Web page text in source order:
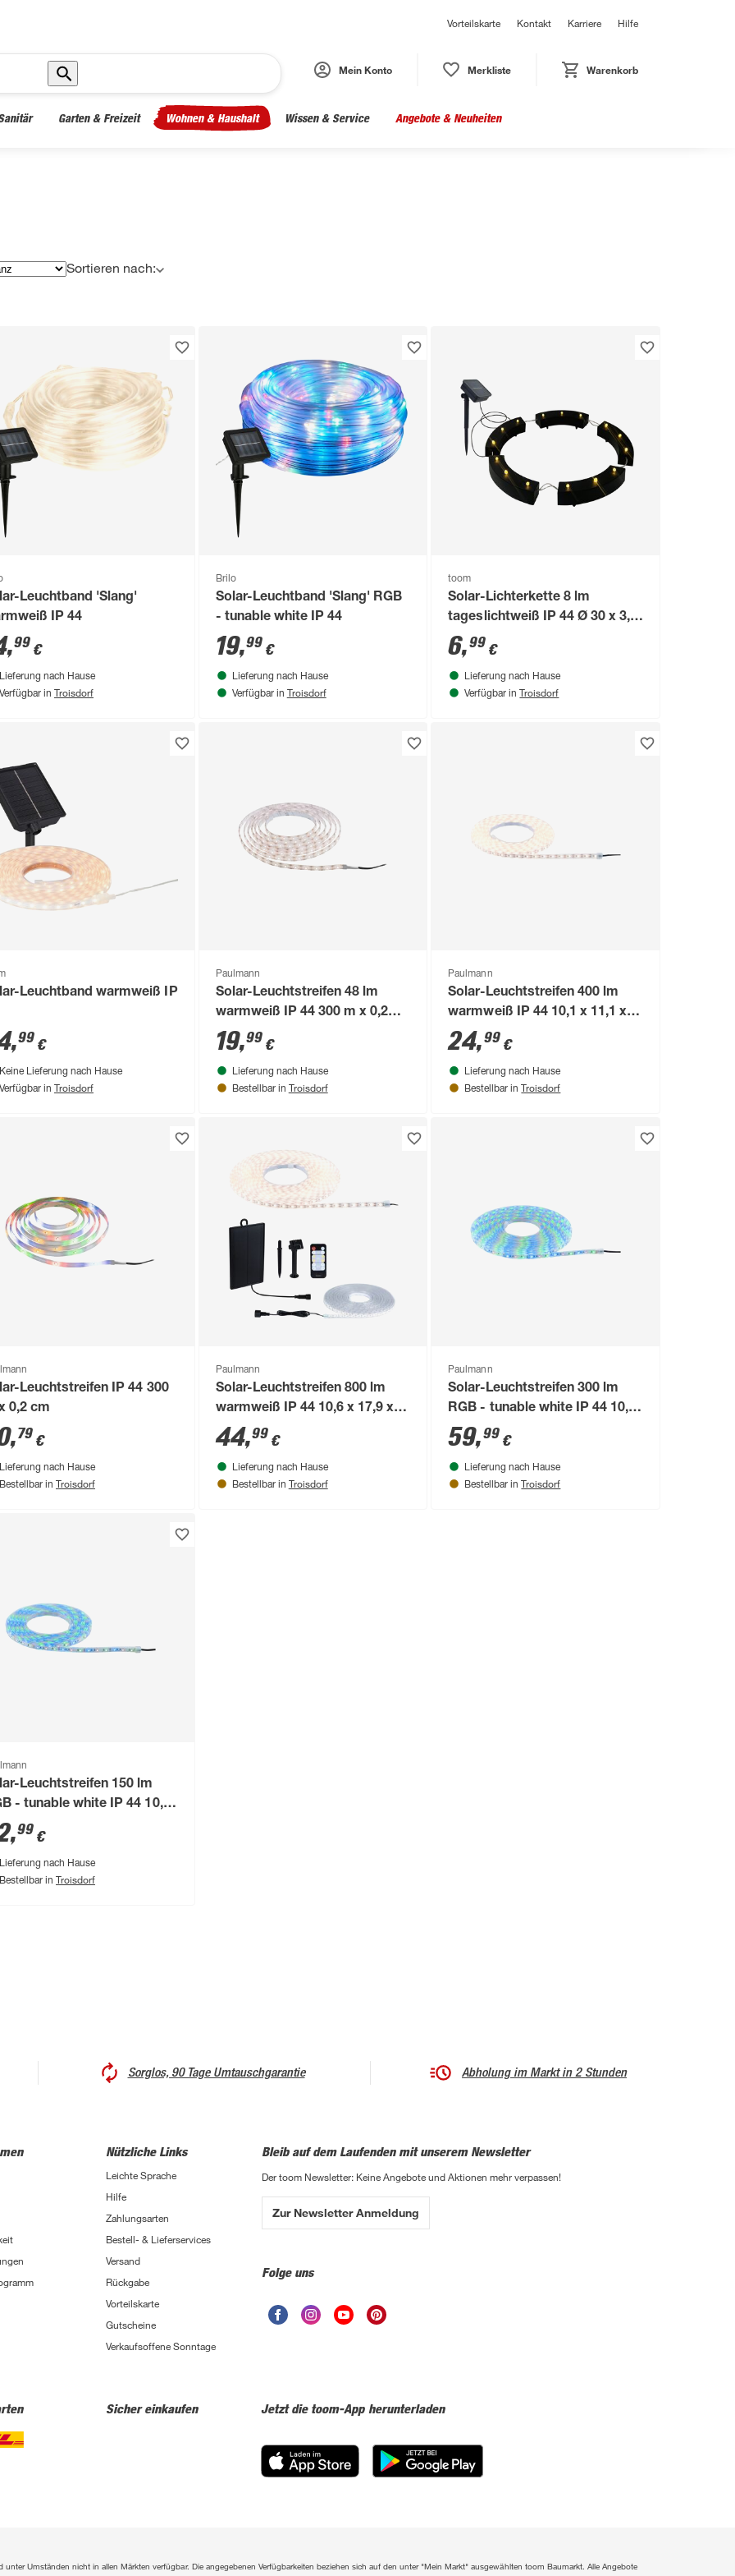
Vorteilskarte Kontakt Karriere Hilfe
Mein Konto Merkliste Warenkorb
Garten & Freizeit Wohnen & Haushalt Wissen & Service Angebote & Neuheiten
Sortieren nach:
Leuchtband 'Slang'
IP 44
,99 €
Lieferung nach Hause
Verfügbar in Troisdorf
Brilo
Solar-Leuchtband 'Slang' RGB
- tunable white IP 44
19,99€
Lieferung nach Hause
Verfügbar in Troisdorf
toom
Solar-Lichterkette 8 lm
tageslichtweiß IP 44 Ø 30 x 3,5
cm
6,99 €
Lieferung nach Hause
Verfügbar in Troisdorf
Leuchtband warmweiß IP
,99 €
Keine Lieferung nach Hause
Verfügbar in Troisdorf
Paulmann
Solar-Leuchtstreifen 48 lm
warmweiß IP 44 300 m x 0,2
cm
19,99€
Lieferung nach Hause
Bestellbar in Troisdorf
Paulmann
Solar-Leuchtstreifen 400 lm
warmweiß IP 44 10,1 x 11,1 x
2,6 cm
24,99 €
Lieferung nach Hause
Bestellbar in Troisdorf
Leuchtstreifen IP 44 300
0,2 cm
,79 €
Lieferung nach Hause
Bestellbar in Troisdorf
Paulmann
Solar-Leuchtstreifen 800 lm
warmweiß IP 44 10,6 x 17,9 x
2,6 cm
44,99€
Lieferung nach Hause
Bestellbar in Troisdorf
Paulmann
Solar-Leuchtstreifen 300 lm
RGB - tunable white IP 44 10,1
x 11,1 x 2,6 cm
59,99 €
Lieferung nach Hause
Bestellbar in Troisdorf
Leuchtstreifen 150 lm
- tunable white IP 44 10,1
x 2,6 cm
,99 €
Lieferung nach Hause
Bestellbar in Troisdorf
Sorglos, 90 Tage Umtauschgarantie Abholung im Markt in 2 Stunden
Nützliche Links
Leichte Sprache
Hilfe
Zahlungsarten
Bestell- & Lieferservices
Versand
Rückgabe
Vorteilskarte
Gutscheine
Verkaufsoffene Sonntage
Bleib auf dem Laufenden mit unserem Newsletter
Der toom Newsletter: Keine Angebote und Aktionen mehr verpassen!
Zur Newsletter Anmeldung
Folge uns
Sicher einkaufen Jetzt die toom-App herunterladen
Umständen nicht in allen Märkten verfügbar. Die angegebenen Verfügbarkeiten beziehen sich auf den unter "Mein Markt" ausgewählten toom Baumarkt. Alle Angebote